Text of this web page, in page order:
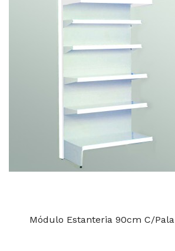
Módulo Estanteria 90cm C/Pala